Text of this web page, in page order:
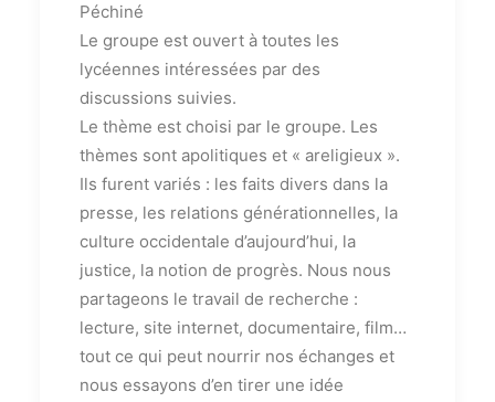
Péchiné
Le groupe est ouvert à toutes les
lycéennes intéressées par des
discussions suivies.
Le thème est choisi par le groupe. Les
thèmes sont apolitiques et « areligieux ».
Ils furent variés : les faits divers dans la
presse, les relations générationnelles, la
culture occidentale d’aujourd’hui, la
justice, la notion de progrès. Nous nous
partageons le travail de recherche :
lecture, site internet, documentaire, film…
tout ce qui peut nourrir nos échanges et
nous essayons d’en tirer une idée